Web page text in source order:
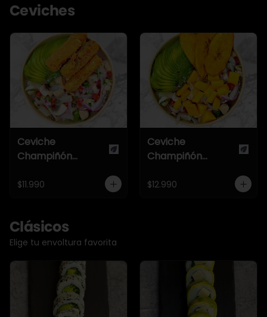
Ceviches
Ceviche
Champiñón
$11.990
Ceviche
Champiñón
$12.990
Clásicos
Elige tu envoltura favorita